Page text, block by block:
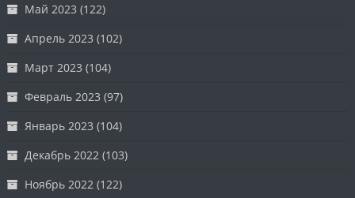
Май 2023 (122)
Апрель 2023 (102)
Март 2023 (104)
Февраль 2023 (97)
Январь 2023 (104)
Декабрь 2022 (103)
Ноябрь 2022 (122)